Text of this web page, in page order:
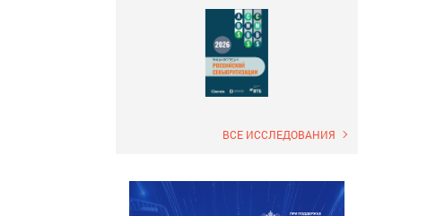
ВСЕ ИССЛЕДОВАНИЯ